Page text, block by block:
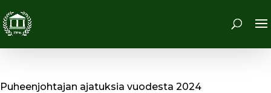
Puheenjohtajan ajatuksia vuodesta 2024